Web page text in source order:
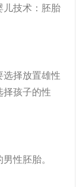
儿技术：胚胎
选择放置雄性
择孩子的性
性胚胎。